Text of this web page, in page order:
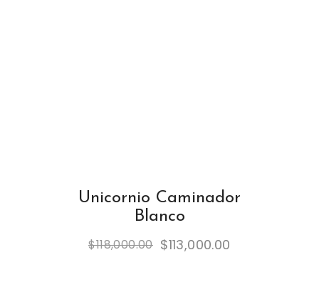
Unicornio Caminador
Blanco
$118,000.00 $113,000.00